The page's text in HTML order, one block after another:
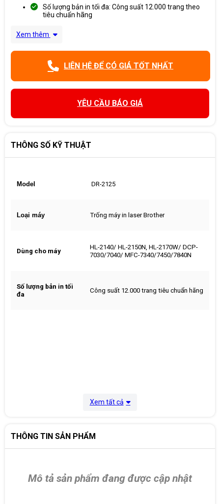
Số lượng bản in tối đa: Công suất 12.000 trang theo
tiêu chuẩn hãng
Xem thêm
LIÊN HỆ ĐỂ CÓ GIÁ TỐT NHẤT
YÊU CẦU BÁO GIÁ
THÔNG SỐ KỸ THUẬT
Model DR-2125
Loại máy Trống máy in laser Brother
Dùng cho máy
HL-2140/ HL-2150N, HL-2170W/ DCP-
7030/7040/ MFC-7340/7450/7840N
Số lượng bản in tối
đa
Công suất 12.000 trang tiêu chuẩn hãng
Xem tất cả
THÔNG TIN SẢN PHẨM
Mô tả sản phẩm đang được cập nhật